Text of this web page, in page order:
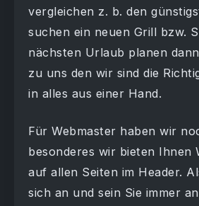
vergleichen z. b. den
suchen ein neuen Grill bzw.
nächsten Urlaub planen
zu uns den wir sind die
in alles aus einer Hand.
Für Webmaster haben wir
besonderes wir bieten Ihnen
auf allen Seiten im Header.
sich an und sein Sie immer